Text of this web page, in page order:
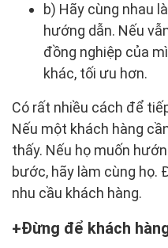
b) Hãy cùng nhau
hướng dẫn. Nếu
đồng nghiệp của
khác, tối ưu hơn.
Có rất nhiều cách để
Nếu một khách hàng
thấy. Nếu họ muốn
bước, hãy làm cùng họ.
nhu cầu khách hàng.
Đừng để khách